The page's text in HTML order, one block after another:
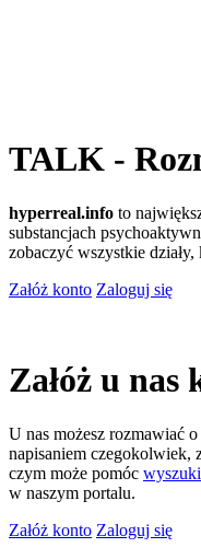
TALK -
hyperreal.info to
substancjach
zobaczyć wszystkie
Załóż konto Zaloguj się
Załóż u nas
U nas możesz rozmawiać
napisaniem czegokolwiek,
czym może pomóc
w naszym portalu.
Załóż konto Zaloguj się